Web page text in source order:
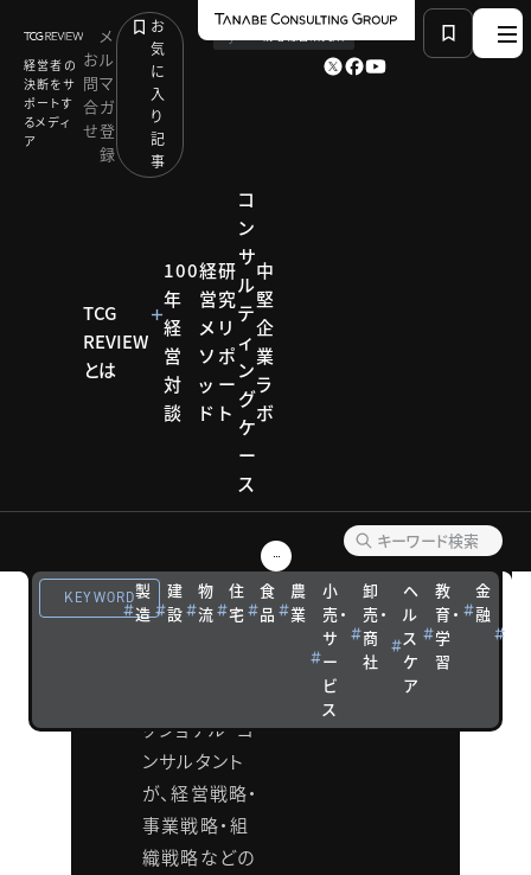
経営者の
決断をサ
ポートす
るメディ
ア
お
問
合
せ
メ
ル
マ
ガ
登
録
お
気
に
入
り
記
事
TCG
REVIEW
とは
100
年
経
営
対
談
経
営
メ
ソ
ッ
ド
研
究
リ
ポ
ー
ト
コ
ン
サ
ル
テ
ィ
ン
グ
ケ
ー
ス
中
堅
企
業
ラ
ボ
KEYWORD製
造
建
設
物
流
住
宅
食
品
農
業
小
売・
サ
ー
ビ
ス
卸
売・
商
社
ヘ
ル
ス
ケ
ア
教
育・
学
習
金
融
コンサルティング メソッド
コンサルティ
ング メソッド
コンサ
ング メ
ソッド
タナベコンサ
ッショナル・コ
ンサルタント
が、経営戦略・
事業戦略・組
織戦略などの